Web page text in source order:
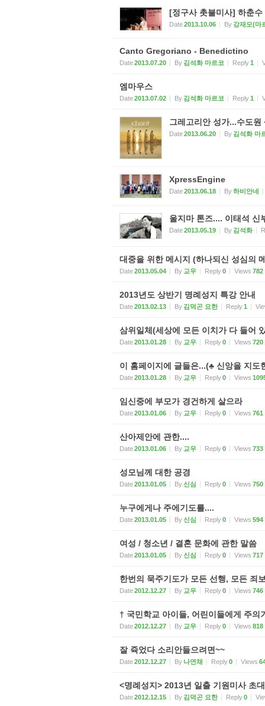
[정구사 촛불미사] 하춘
Date2013.10.06 By 강재모(마
Canto Gregoriano - Benedictino
Date2013.07.20 By 김석화 마르코 Reply1
엠마우스
Date2013.07.02 By 김석화 마르코 Reply1
그레고리안 성가...수도원
Date2013.06.20 By 김석화 마
XpressEngine
Date2013.06.18 By하비안네
울지마 톤즈.... 이태석 신
Date2013.05.19 By 김석화
대중을 위한 메시지 (하나되신 성심의
Date2013.05.04 By 교우 Reply0 Views 782
2013년도 상반기 명례성지 특강 안내
Date2013.02.13 By 김덕곤 요한 Reply1
삼위일체(세상에 모든 이치가 다 들어
Date2013.01.28 By 교우 Reply0 Views 720
이 홈페이지에 글들은...(♣ 신앙을 지도
Date2013.01.28 By 교우 Reply0 Views
임신중에 부모가 경건하게 살으라
Date2013.01.06 By 교우 Reply0 Views 761
산아제안에 관한....
Date2013.01.06 By 교우 Reply0 Views 733
성모님께 대한 공경
Date2013.01.05 By신심 Reply0 Views 750
누구에게나 주에기도를....
Date2013.01.05 By신심 Reply0 Views 594
여성 / 청소년 / 결혼 문화에 관한 말씀
Date2013.01.05 By신심 Reply0 Views 717
한번의 묵주기도가 모든 선행, 모든 죄
Date2012.12.27 By 교우 Reply0 Views 746
† 국민학교 아이들, 어린이들에게 주의
Date2012.12.27 By 교우 Reply0 Views 818
잘 쥭었다 소리안들으려면~~
Date2012.12.27 By 나연채 Reply0 Views
<명례성지> 2013년 일출 기원미사 초대
Date2012.12.15 By 김덕곤 요한 Reply0